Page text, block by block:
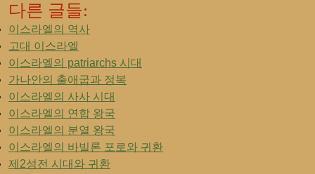
다른 글들:
이스라엘의 역사
고대 이스라엘
이스라엘의 patriarchs 시대
가나안의 출애굽과 정복
이스라엘의 사사 시대
이스라엘의 연합 왕국
이스라엘의 분열 왕국
이스라엘의 바빌론 포로와 귀환
제2성전 시대와 귀환